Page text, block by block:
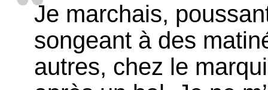
Je marchais,
songeant à des
autres, chez le